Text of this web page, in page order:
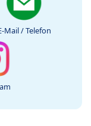
Mail / Telefon